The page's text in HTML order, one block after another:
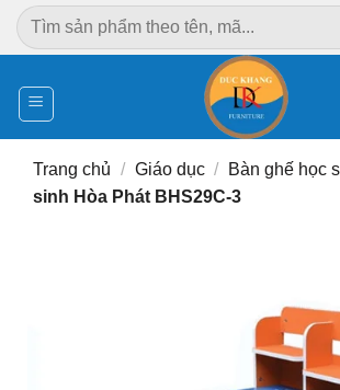
Chuyển
đến
dung
Tìm
kiếm:
Trang chủ / Giáo dục / Bàn ghế học
sinh Hòa Phát BHS29C-3